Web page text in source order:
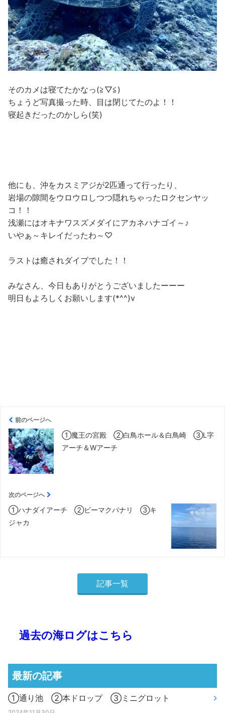
そのカメは寝てたかなっ(≧▽≦)
ちょうど写真撮った時、目は閉じてたのよ！！
寝起きだったのかしら(笑)
他にも、沖をカスミアジが2匹通って行ったり、
岩場の隙間をウロウロしつつ隠れちゃったロクセンヤッ
コ！！
浅瀬にはオキナワスズメダイにアカネハナゴイ～♪
いやぁ～キレイだったわ～♡
ラストは癒されダイブでした！！
みなさん、今日もありがとうございましたーーー
明日もよろしくお願いします(*^^)v
前のページへ
①魔王の宮殿 ②白鳥ホール＆白鳥崎 ③L字
アーチ＆Wアーチ
次のページへ
①ハナダイアーチ ②ビーマクパナリ ③キ
ジャカ
記事一覧
過去の海ログはこちら
最新の記事
①通り池 ②本ドロップ ③ミニグロット